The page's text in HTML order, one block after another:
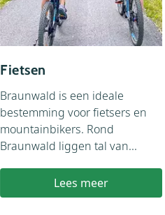
Fietsen
Braunwald is een ideale
bestemming voor fietsers en
mountainbikers. Rond
Braunwald liggen tal van...
Lees meer